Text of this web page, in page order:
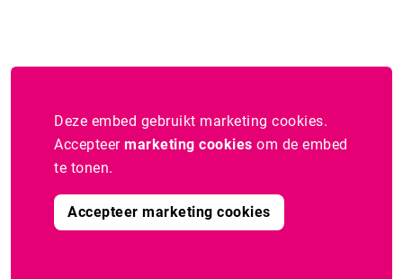
Deze embed gebruikt marketing cookies.
Accepteer marketing cookies om de embed
te tonen.
Accepteer marketing cookies